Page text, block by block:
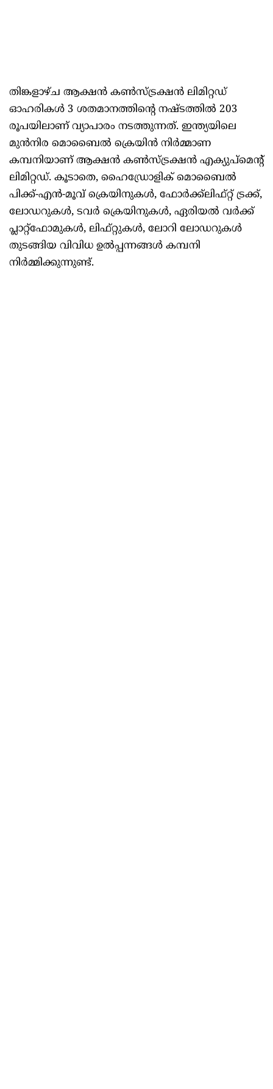
തിങ്കളാഴ്ച ആക്ഷൻ കൺസ്ട്രക്ഷൻ ലിമിറ്റഡ്
ഓഹരികൾ 3 ശതമാനത്തിന്റെ നഷ്ടത്തിൽ 203
രൂപയിലാണ് വ്യാപാരം നടത്തുന്നത്. ഇന്ത്യയിലെ
മുൻനിര മൊബൈൽ ക്രെയിൻ നിർമ്മാണ
കമ്പനിയാണ് ആക്ഷൻ കൺസ്ട്രക്ഷൻ എക്യുപ്‌മെന്റ്
ലിമിറ്റഡ്. കൂടാതെ, ഹൈഡ്രോളിക് മൊബൈൽ
പിക്ക്-എൻ-മൂവ് ക്രെയിനുകൾ, ഫോർക്ക്ലിഫ്റ്റ് ട്രക്ക്,
ലോഡറുകൾ, ടവർ ക്രെയിനുകൾ, ഏരിയൽ വർക്ക്
പ്ലാറ്റ്‌ഫോമുകൾ, ലിഫ്റ്റുകൾ, ലോറി ലോഡറുകൾ
തുടങ്ങിയ വിവിധ ഉൽപ്പന്നങ്ങൾ കമ്പനി
നിർമ്മിക്കുന്നുണ്ട്.